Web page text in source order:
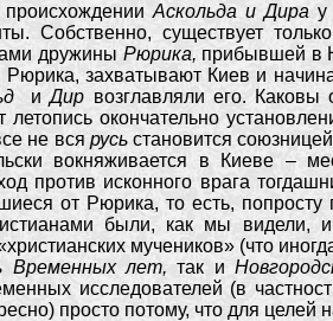
Аскольда и Дира у
Собственно, существует только
дружины Рюрика, прибывшей в
Рюрика, захватывают Киев и
иДир возглавляли его. Каковы
окончательно
не вся русь становится
вокняживается в Киеве –
против исконного врага
от Рюрика, то есть,
были, как мы
мучеников» (что
Временных лет,так и
исследователей (в
просто потому, что для целей